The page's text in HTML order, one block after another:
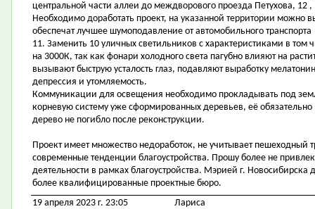
центральной части аллеи до междворового проезда Петухова, 12
Необходимо доработать проект, на указанной территории можно
обеспечат лучшее шумоподавление от автомобильного транспорта
11. Заменить 10 уличных светильников с характеристиками в том
на 3000К, так как фонари холодного света пагубно влияют на
вызывают быструю усталость глаз, подавляют выработку
депрессия и утомляемость.
Коммуникации для освещения необходимо прокладывать под
корневую систему уже сформированных деревьев, её
дерево не погибло после реконструкции.
Проект имеет множество недоработок, не учитывает пешеходный
современные тенденции благоустройства. Прошу более не
деятельности в рамках благоустройства. Мэрией г. Новосибирска
более квалифицированные проектные бюро.
19 апреля 2023 г. 23:05
Лариса